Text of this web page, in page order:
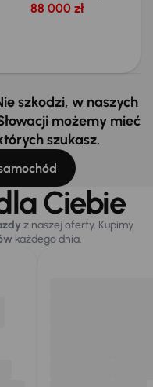
88 000 zł
szkodzi, w naszych
możemy mieć
szukasz.
Ciebie
z naszej oferty. Kupimy
każdego dnia.